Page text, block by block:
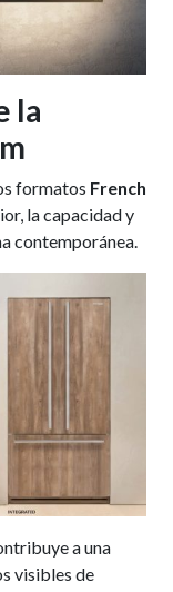
la
formatos French
la capacidad y
contemporánea.
a una
visibles de